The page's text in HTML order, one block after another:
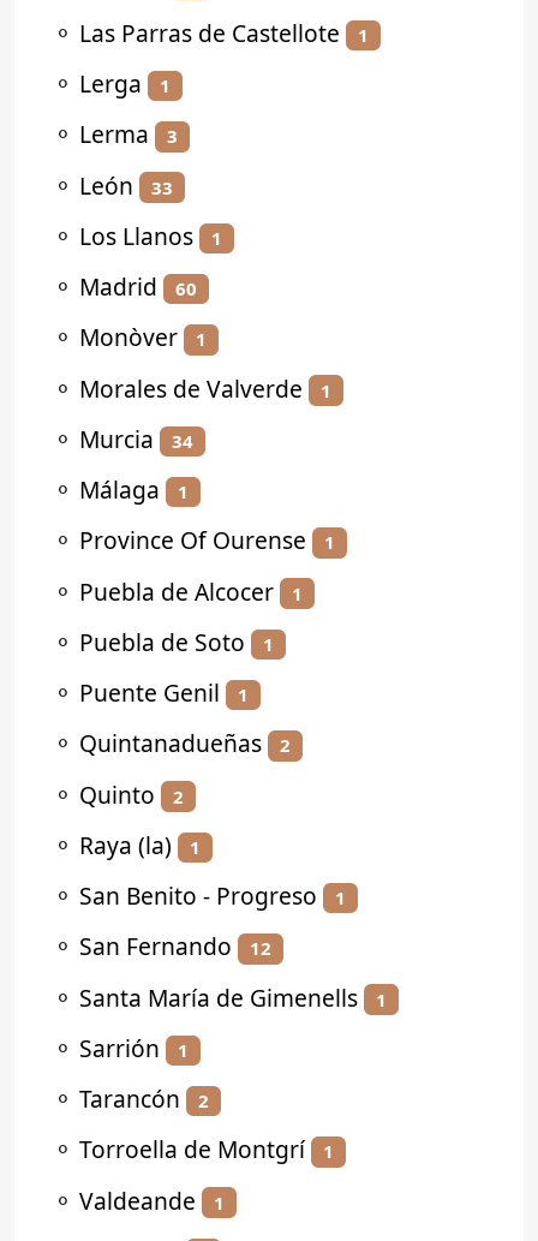
⚬ Las Parras de Castellote 1
⚬ Lerga 1
⚬ Lerma 3
⚬ León 33
⚬ Los Llanos 1
⚬ Madrid 60
⚬ Monòver 1
⚬ Morales de Valverde 1
⚬ Murcia 34
⚬ Málaga 1
⚬ Province Of Ourense 1
⚬ Puebla de Alcocer 1
⚬ Puebla de Soto 1
⚬ Puente Genil 1
⚬ Quintanadueñas 2
⚬ Quinto 2
⚬ Raya (la) 1
⚬ San Benito - Progreso 1
⚬ San Fernando 12
⚬ Santa María de Gimenells 1
⚬ Sarrión 1
⚬ Tarancón 2
⚬ Torroella de Montgrí 1
⚬ Valdeande 1